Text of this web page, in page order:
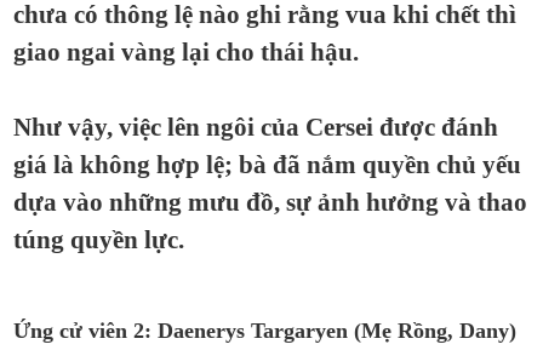
chưa có thông lệ nào ghi rằng vua khi chết thì
giao ngai vàng lại cho thái hậu.
Như vậy, việc lên ngôi của Cersei được đánh
giá là không hợp lệ; bà đã nắm quyền chủ yếu
dựa vào những mưu đồ, sự ảnh hưởng và thao
túng quyền lực.
Ứng cử viên 2: Daenerys Targaryen (Mẹ Rồng, Dany)